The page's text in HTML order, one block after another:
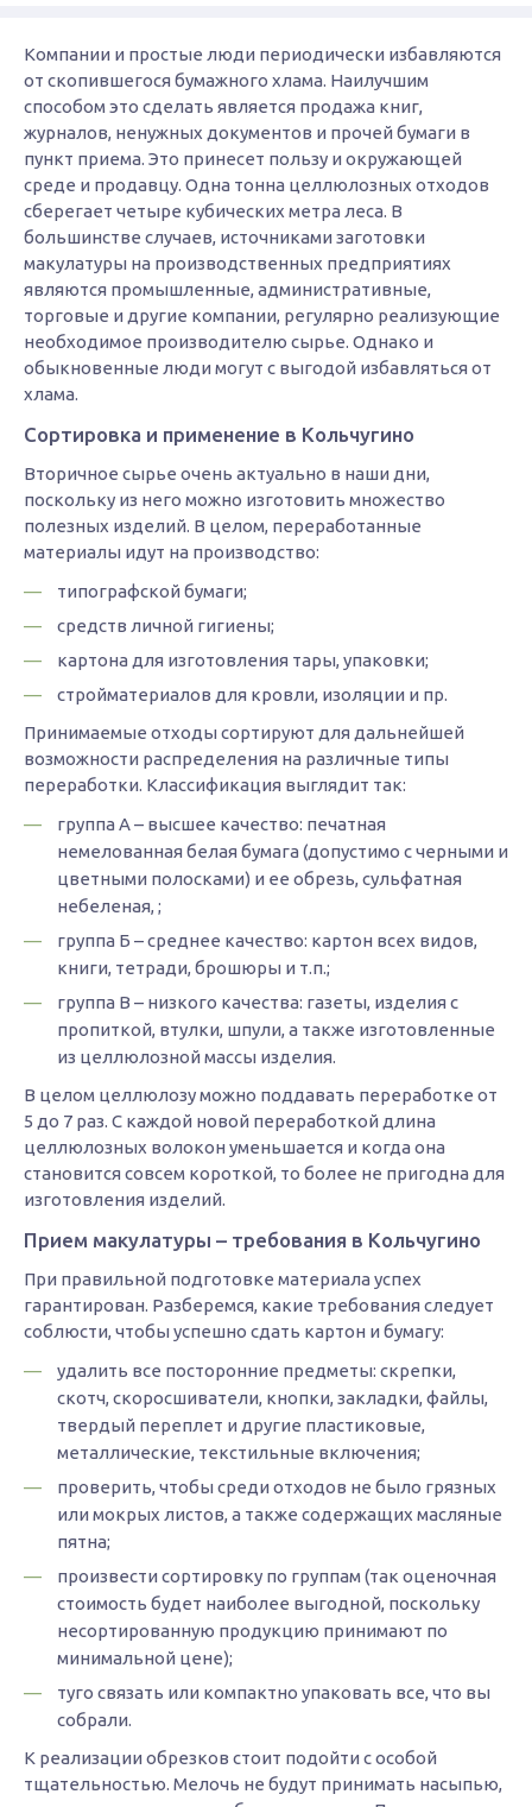
Компании и простые люди периодически избавляются
от скопившегося бумажного хлама. Наилучшим
способом это сделать является продажа книг,
журналов, ненужных документов и прочей бумаги в
пункт приема. Это принесет пользу и окружающей
среде и продавцу. Одна тонна целлюлозных отходов
сберегает четыре кубических метра леса. В
большинстве случаев, источниками заготовки
макулатуры на производственных предприятиях
являются промышленные, административные,
торговые и другие компании, регулярно реализующие
необходимое производителю сырье. Однако и
обыкновенные люди могут с выгодой избавляться от
хлама.
Сортировка и применение в Кольчугино
Вторичное сырье очень актуально в наши дни,
поскольку из него можно изготовить множество
полезных изделий. В целом, переработанные
материалы идут на производство:
типографской бумаги;
средств личной гигиены;
картона для изготовления тары, упаковки;
стройматериалов для кровли, изоляции и пр.
Принимаемые отходы сортируют для дальнейшей
возможности распределения на различные типы
переработки. Классификация выглядит так:
группа А – высшее качество: печатная
немелованная белая бумага (допустимо с черными и
цветными полосками) и ее обрезь, сульфатная
небеленая, ;
группа Б – среднее качество: картон всех видов,
книги, тетради, брошюры и т.п.;
группа В – низкого качества: газеты, изделия с
пропиткой, втулки, шпули, а также изготовленные
из целлюлозной массы изделия.
В целом целлюлозу можно поддавать переработке от
5 до 7 раз. С каждой новой переработкой длина
целлюлозных волокон уменьшается и когда она
становится совсем короткой, то более не пригодна для
изготовления изделий.
Прием макулатуры – требования в Кольчугино
При правильной подготовке материала успех
гарантирован. Разберемся, какие требования следует
соблюсти, чтобы успешно сдать картон и бумагу:
удалить все посторонние предметы: скрепки,
скотч, скоросшиватели, кнопки, закладки, файлы,
твердый переплет и другие пластиковые,
металлические, текстильные включения;
проверить, чтобы среди отходов не было грязных
или мокрых листов, а также содержащих масляные
пятна;
произвести сортировку по группам (так оценочная
стоимость будет наиболее выгодной, поскольку
несортированную продукцию принимают по
минимальной цене);
туго связать или компактно упаковать все, что вы
собрали.
К реализации обрезков стоит подойти с особой
тщательностью. Мелочь не будут принимать насыпью,